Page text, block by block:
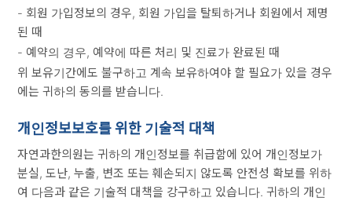
- 회원 가입정보의 경우, 회원 가입을 탈퇴하거나 회원에서 제명
된 때
- 예약의 경우, 예약에 따른 처리 및 진료가 완료된 때
위 보유기간에도 불구하고 계속 보유하여야 할 필요가 있을 경우
에는 귀하의 동의를 받습니다.
개인정보보호를 위한 기술적 대책
자연과한의원는 귀하의 개인정보를 취급함에 있어 개인정보가
분실, 도난, 누출, 변조 또는 훼손되지 않도록 안전성 확보를 위하
여 다음과 같은 기술적 대책을 강구하고 있습니다. 귀하의 개인